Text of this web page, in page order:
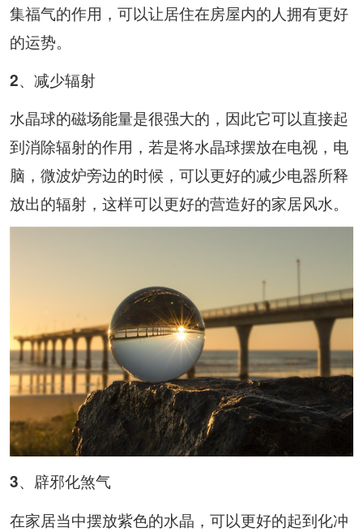
集福气的作用，可以让居住在房屋内的人拥有更好
的运势。
2、减少辐射
水晶球的磁场能量是很强大的，因此它可以直接起
到消除辐射的作用，若是将水晶球摆放在电视，电
脑，微波炉旁边的时候，可以更好的减少电器所释
放出的辐射，这样可以更好的营造好的家居风水。
3、辟邪化煞气
在家居当中摆放紫色的水晶，可以更好的起到化冲